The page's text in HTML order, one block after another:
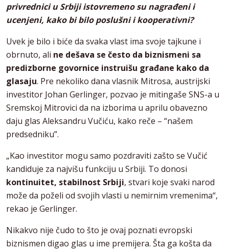
privrednici u Srbiji istovremeno su nagrađeni i
ucenjeni, kako bi bilo poslušni i kooperativni?
Uvek je bilo i biće da svaka vlast ima svoje tajkune i
obrnuto, ali ne dešava se često da biznismeni sa
predizborne govornice instruišu građane kako da
glasaju. Pre nekoliko dana vlasnik Mitrosa, austrijski
investitor Johan Gerlinger, pozvao je mitingaše SNS-a u
Sremskoj Mitrovici da na izborima u aprilu obavezno
daju glas Aleksandru Vučiću, kako reče – “našem
predsedniku”.
„Kao investitor mogu samo pozdraviti zašto se Vučić
kandiduje za najvišu funkciju u Srbiji. To donosi
kontinuitet, stabilnost Srbiji, stvari koje svaki narod
može da poželi od svojih vlasti u nemirnim vremenima“,
rekao je Gerlinger.
Nikakvo nije čudo to što je ovaj poznati evropski
biznismen digao glas u ime premijera. Šta ga košta da